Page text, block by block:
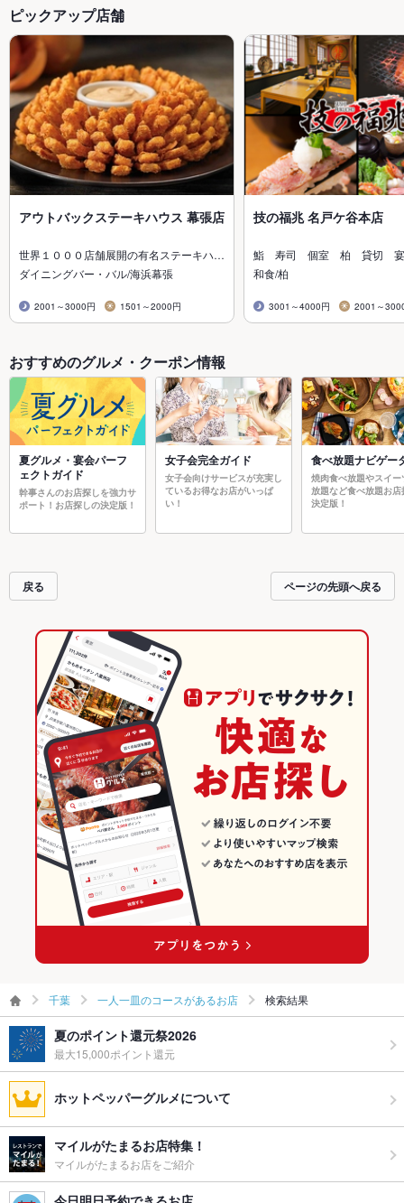
ピックアップ店舗
アウトバックステーキハウス 幕張店
世界１０００店舗展開の有名ステーキハ…
ダイニングバー・バル/海浜幕張
2001～3000円 1501～2000円
技の福兆 名戸ケ谷本店
鮨 寿司 個室 柏 貸切
和食/柏
3001～4000円 2001～
おすすめのグルメ・クーポン情報
夏グルメ・宴会パーフ
ェクトガイド
幹事さんのお店探しを強力サ
ポート！お店探しの決定版！
女子会完全ガイド
女子会向けサービスが充実し
ているお得なお店がいっぱ
い！
食べ放題ナビゲー
焼肉食べ放題やスイー
放題など食べ放題お店
決定版！
戻る ページの先頭へ戻る
千葉 一人一皿のコースがあるお店 検索結果
夏のポイント還元祭2026
最大15,000ポイント還元
ホットペッパーグルメについて
マイルがたまるお店特集！
マイルがたまるお店をご紹介